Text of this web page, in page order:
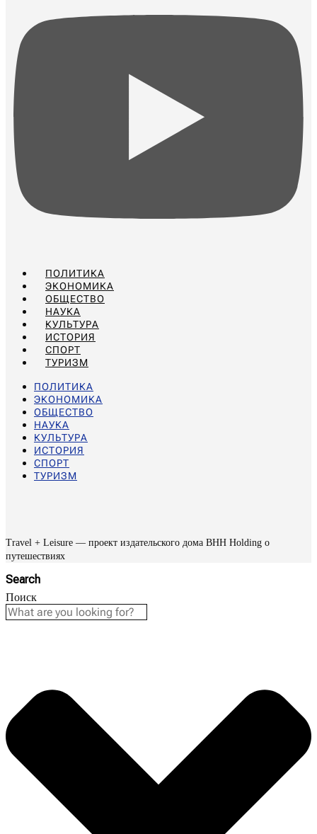
ПОЛИТИКА
ЭКОНОМИКА
ОБЩЕСТВО
НАУКА
КУЛЬТУРА
ИСТОРИЯ
СПОРТ
ТУРИЗМ
ПОЛИТИКА
ЭКОНОМИКА
ОБЩЕСТВО
НАУКА
КУЛЬТУРА
ИСТОРИЯ
СПОРТ
ТУРИЗМ
Travel + Leisure — проект издательского дома BHH Holding о
путешествиях
Search
Поиск